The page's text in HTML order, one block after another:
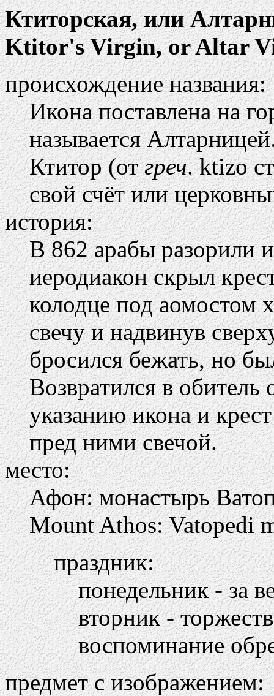
Ктиторская, или
Ktitor's Virgin, or Altar
происхождение названия:
Икона поставлена на
называется
Ктитор (отгреч. ktizo
свой счёт или
история:
В 862 арабы разорили
иеродиакон скрыл
колодце под аомостом
свечу и надвинув
бросился бежать, но
Возвратился в обитель
указанию икона и
пред ними свечой.
место:
Афон: монастырь
Mount Athos: Vatopedi
праздник:
понедельник - за
вторник -
воспоминание
предмет с изображением: